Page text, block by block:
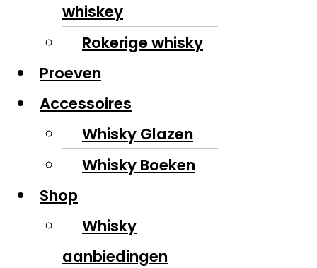
whiskey
Rokerige whisky
Proeven
Accessoires
Whisky Glazen
Whisky Boeken
Shop
Whisky
aanbiedingen